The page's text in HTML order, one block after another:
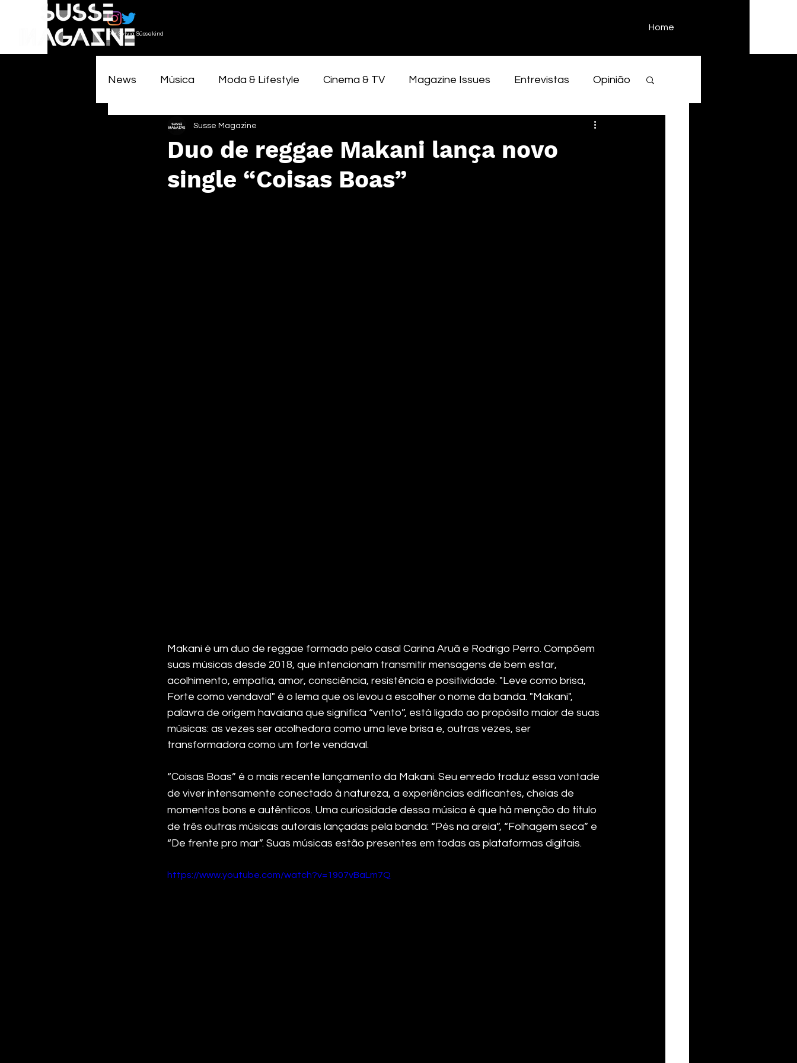
Por Sylvia Süssekind
Home
News Música Moda & Lifestyle Cinema & TV Magazine Issues Entrevistas Opinião
Duo de reggae Makani lança novo
single “Coisas Boas”
Susse Magazine
Makani é um duo de reggae formado pelo casal Carina Aruã e Rodrigo Perro. Compõem
suas músicas desde 2018, que intencionam transmitir mensagens de bem estar,
acolhimento, empatia, amor, consciência, resistência e positividade. "Leve como brisa,
Forte como vendaval" é o lema que os levou a escolher o nome da banda. "Makani",
palavra de origem havaiana que significa “vento”, está ligado ao propósito maior de suas
músicas: as vezes ser acolhedora como uma leve brisa e, outras vezes, ser
transformadora como um forte vendaval.
“Coisas Boas” é o mais recente lançamento da Makani. Seu enredo traduz essa vontade
de viver intensamente conectado à natureza, a experiências edificantes, cheias de
momentos bons e autênticos. Uma curiosidade dessa música é que há menção do título
de três outras músicas autorais lançadas pela banda: “Pés na areia”, “Folhagem seca” e
“De frente pro mar”. Suas músicas estão presentes em todas as plataformas digitais.
https://www.youtube.com/watch?v=1907vBaLm7Q